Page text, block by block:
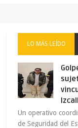
LO MÁS LEÍDO
Un operativo
de Seguridad del